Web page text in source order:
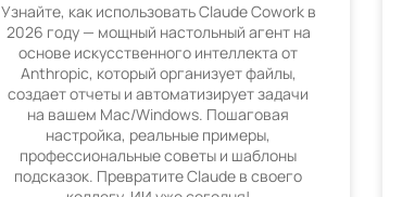
Узнайте, как использовать Claude Cowork в
2026 году — мощный настольный агент на
основе искусственного интеллекта от
Anthropic, который организует файлы,
создает отчеты и автоматизирует задачи
на вашем Mac/Windows. Пошаговая
настройка, реальные примеры,
профессиональные советы и шаблоны
подсказок. Превратите Claude в своего